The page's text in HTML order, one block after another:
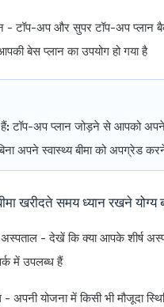
- टॉप-अप और सुपर टॉप-अप प्लान
बेस प्लान का उपयोग हो गया है
टॉप-अप प्लान जोड़ने से आपको अपने
अपने स्वास्थ्य बीमा को अपग्रेड
खरीदते समय ध्यान रखने योग्य
अस्पताल - देखें कि क्या आपके शीर्ष
में उपलब्ध हैं
- अपनी योजना में किसी भी मौजूदा